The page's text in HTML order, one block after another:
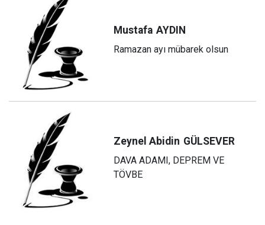
Mustafa AYDIN
Ramazan ayı mübarek olsun
Zeynel Abidin GÜLSEVER
DAVA ADAMI, DEPREM VE
TÖVBE